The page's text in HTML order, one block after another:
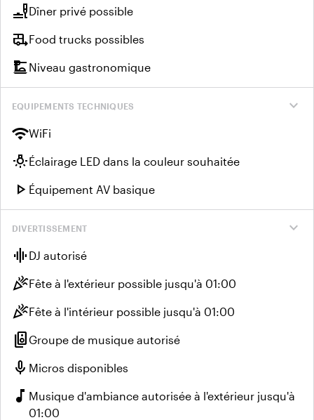
brunch_diningDîner privé possible
rv_hookupFood trucks possibles
dinner_diningNiveau gastronomique
expand_more
EQUIPEMENTS TECHNIQUES
wifiWiFi
wb_incandescentÉclairage LED dans la couleur souhaitée
play_arrow Équipement AV basique
expand_more
DIVERTISSEMENT
graphic_eq DJ autorisé
celebrationFête à l'extérieur possible jusqu'à 01:00
celebrationFête à l'intérieur possible jusqu'à 01:00
speaker_groupGroupe de musique autorisé
mic Micros disponibles
music_note Musique d'ambiance autorisée à l'extérieur jusqu'à
01:00